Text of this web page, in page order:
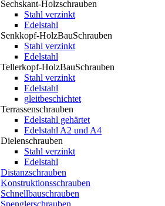
Sechskant-Holzschrauben
Stahl verzinkt
Edelstahl
Senkkopf-HolzBauSchrauben
Stahl verzinkt
Edelstahl
Tellerkopf-HolzBauSchrauben
Stahl verzinkt
Edelstahl
gleitbeschichtet
Terrassenschrauben
Edelstahl gehärtet
Edelstahl A2 und A4
Dielenschrauben
Stahl verzinkt
Edelstahl
Distanzschrauben
Konstruktionsschrauben
Schnellbauschrauben
Spenglerschrauben